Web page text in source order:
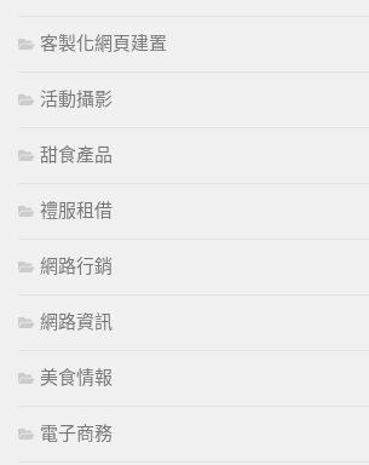
客製化網頁建置
活動攝影
甜食產品
禮服租借
網路行銷
網路資訊
美食情報
電子商務